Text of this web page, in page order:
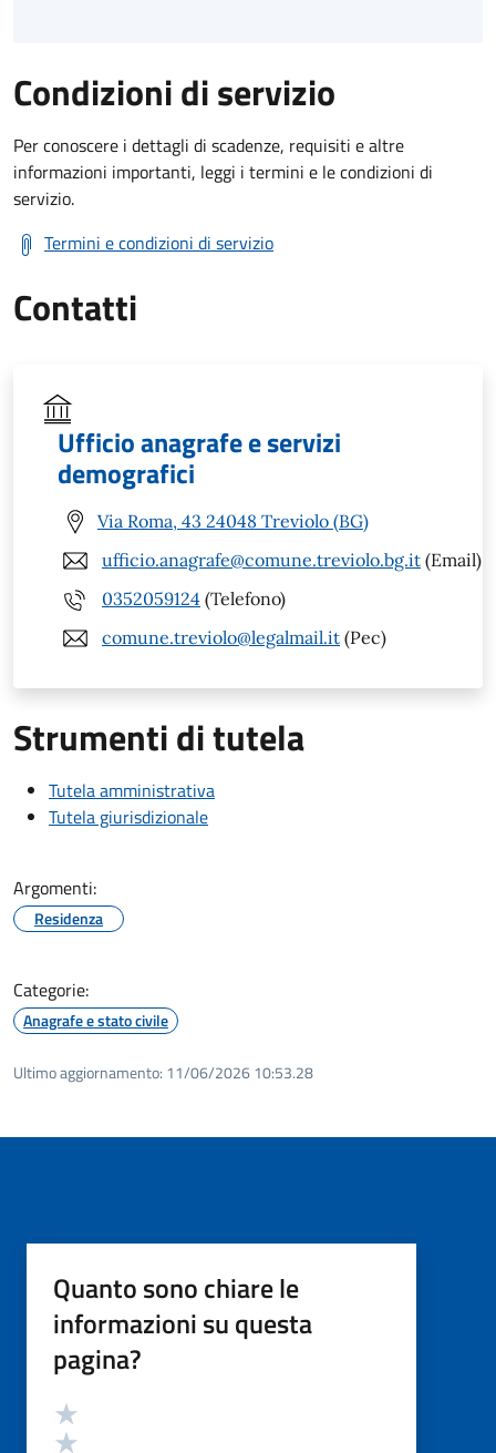
Condizioni di servizio
Per conoscere i dettagli di scadenze, requisiti e altre
informazioni importanti, leggi i termini e le condizioni di
servizio.
Termini e condizioni di servizio
Contatti
Ufficio anagrafe e servizi
demografici
Via Roma, 43 24048 Treviolo (BG)
ufficio.anagrafe@comune.treviolo.bg.it (Email)
0352059124 (Telefono)
comune.treviolo@legalmail.it (Pec)
Strumenti di tutela
Tutela amministrativa
Tutela giurisdizionale
Argomenti:
Residenza
Categorie:
Anagrafe e stato civile
Ultimo aggiornamento: 11/06/2026 10:53.28
Quanto sono chiare le
informazioni su questa
pagina?
Valutazione